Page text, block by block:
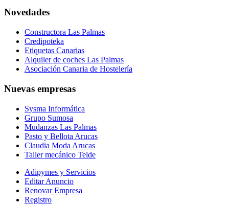
Novedades
Constructora Las Palmas
Credipoteka
Etiquetas Canarias
Alquiler de coches Las Palmas
Asociación Canaria de Hostelería
Nuevas empresas
Sysma Informática
Grupo Sumosa
Mudanzas Las Palmas
Pasto y Bellota Arucas
Claudia Moda Arucas
Taller mecánico Telde
Adipymes y Servicios
Editar Anuncio
Renovar Empresa
Registro